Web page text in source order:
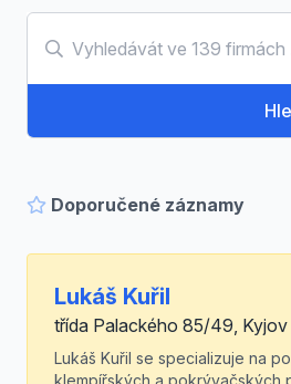
Doporučené záznamy
Lukáš Kuřil
třída Palackého 85/49, Kyjov
Lukáš Kuřil se specializuje na
klempířských a pokrývačských